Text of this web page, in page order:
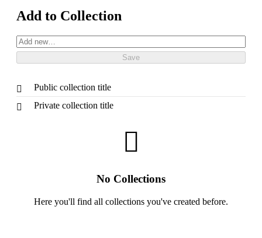
Add to Collection
Public collection title
Private collection title
No Collections
Here you'll find all collections you've created before.